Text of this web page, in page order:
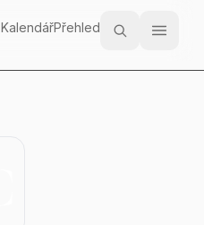
KalendářPřehled